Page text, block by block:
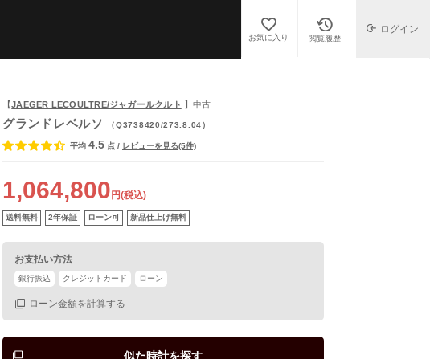
お気に入り 閲覧履歴
ログイン
【JAEGER LECOULTRE/ジャガールクルト 】中古
グランドレベルソ （Q3738420/273.8.04）
平均 4.5 点 / レビューを見る(5件)
1,064,800 円(税込)
送料無料 2年保証 ローン可 新品仕上げ無料
お支払い方法
銀行振込 クレジットカード ローン
ローン金額を計算する
似た時計を探す